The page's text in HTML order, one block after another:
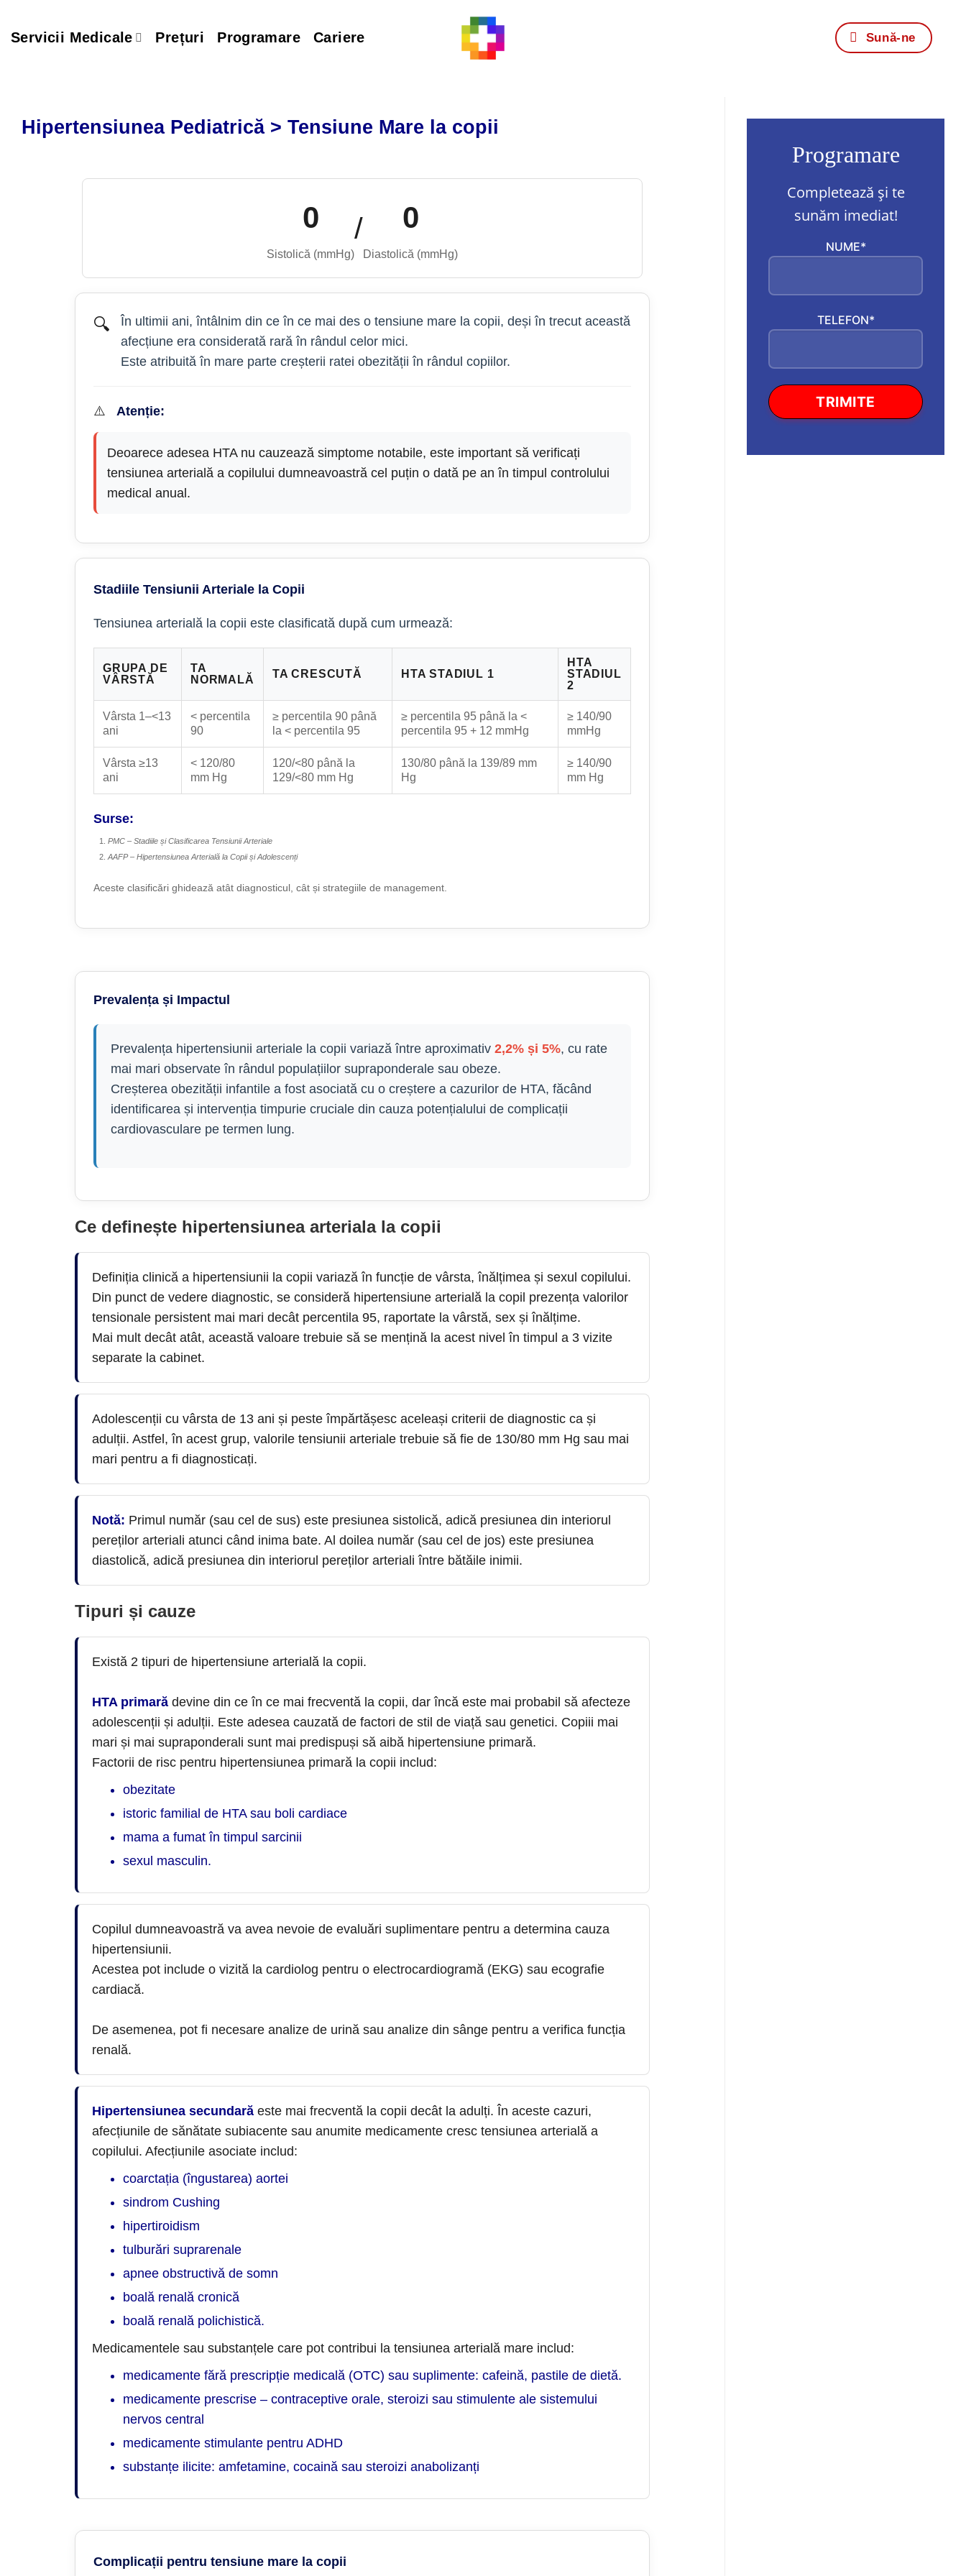
content
Servicii Medicale Prețuri Programare Cariere Sună-ne
Hipertensiunea Pediatrică > Tensiune Mare la copii
0
Sistolică (mmHg)
/ 0
Diastolică (mmHg)
🔍
În ultimii ani, întâlnim din ce în ce mai des o tensiune mare la copii, deși în trecut această
afecțiune era considerată rară în rândul celor mici.
Este atribuită în mare parte creșterii ratei obezității în rândul copiilor.
⚠️ Atenție:
Deoarece adesea HTA nu cauzează simptome notabile, este important să verificați
tensiunea arterială a copilului dumneavoastră cel puțin o dată pe an în timpul controlului
medical anual.
Stadiile Tensiunii Arteriale la Copii
Tensiunea arterială la copii este clasificată după cum urmează:
GRUPA DE
VÂRSTĂ
TA
NORMALĂ
TA CRESCUTĂ HTA STADIUL 1
HTA
STADIUL
2
Vârsta 1–<13
ani
< percentila
90
≥ percentila 90 până
la < percentila 95
≥ percentila 95 până la <
percentila 95 + 12 mmHg
≥ 140/90
mmHg
Vârsta ≥13
ani
< 120/80
mm Hg
120/<80 până la
129/<80 mm Hg
130/80 până la 139/89 mm
Hg
≥ 140/90
mm Hg
Surse:
PMC – Stadiile și Clasificarea Tensiunii Arteriale
AAFP – Hipertensiunea Arterială la Copii și Adolescenți
Aceste clasificări ghidează atât diagnosticul, cât și strategiile de management.
Prevalența și Impactul
Prevalența hipertensiunii arteriale la copii variază între aproximativ 2,2% și 5%, cu rate
mai mari observate în rândul populațiilor supraponderale sau obeze.
Creșterea obezității infantile a fost asociată cu o creștere a cazurilor de HTA, făcând
identificarea și intervenția timpurie cruciale din cauza potențialului de complicații
cardiovasculare pe termen lung.
Ce definește hipertensiunea arteriala la copii
Definiția clinică a hipertensiunii la copii variază în funcție de vârsta, înălțimea și sexul copilului.
Din punct de vedere diagnostic, se consideră hipertensiune arterială la copil prezența valorilor
tensionale persistent mai mari decât percentila 95, raportate la vârstă, sex și înălțime.
Mai mult decât atât, această valoare trebuie să se mențină la acest nivel în timpul a 3 vizite
separate la cabinet.
Adolescenții cu vârsta de 13 ani și peste împărtășesc aceleași criterii de diagnostic ca și
adulții. Astfel, în acest grup, valorile tensiunii arteriale trebuie să fie de 130/80 mm Hg sau mai
mari pentru a fi diagnosticați.
Notă: Primul număr (sau cel de sus) este presiunea sistolică, adică presiunea din interiorul
pereților arteriali atunci când inima bate. Al doilea număr (sau cel de jos) este presiunea
diastolică, adică presiunea din interiorul pereților arteriali între bătăile inimii.
Tipuri și cauze
Există 2 tipuri de hipertensiune arterială la copii.
HTA primară devine din ce în ce mai frecventă la copii, dar încă este mai probabil să afecteze
adolescenții și adulții. Este adesea cauzată de factori de stil de viață sau genetici. Copiii mai
mari și mai supraponderali sunt mai predispuși să aibă hipertensiune primară.
Factorii de risc pentru hipertensiunea primară la copii includ:
obezitate
istoric familial de HTA sau boli cardiace
mama a fumat în timpul sarcinii
sexul masculin.
Copilul dumneavoastră va avea nevoie de evaluări suplimentare pentru a determina cauza
hipertensiunii.
Acestea pot include o vizită la cardiolog pentru o electrocardiogramă (EKG) sau ecografie
cardiacă.
De asemenea, pot fi necesare analize de urină sau analize din sânge pentru a verifica funcția
renală.
Hipertensiunea secundară este mai frecventă la copii decât la adulți. În aceste cazuri,
afecțiunile de sănătate subiacente sau anumite medicamente cresc tensiunea arterială a
copilului. Afecțiunile asociate includ:
coarctația (îngustarea) aortei
sindrom Cushing
hipertiroidism
tulburări suprarenale
apnee obstructivă de somn
boală renală cronică
boală renală polichistică.
Medicamentele sau substanțele care pot contribui la tensiunea arterială mare includ:
medicamente fără prescripție medicală (OTC) sau suplimente: cafeină, pastile de dietă.
medicamente prescrise – contraceptive orale, steroizi sau stimulente ale sistemului
nervos central
medicamente stimulante pentru ADHD
substanțe ilicite: amfetamine, cocaină sau steroizi anabolizanți
Complicații pentru tensiune mare la copii
Programare
Completează și te
sunăm imediat!
NUME*
TELEFON*